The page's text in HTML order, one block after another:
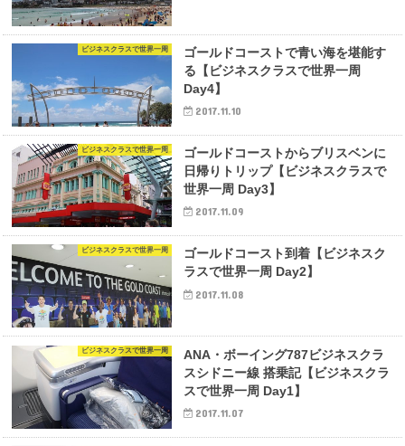
ビジネスクラスで世界一周
ゴールドコーストで青い海を堪能す
る【ビジネスクラスで世界一周
Day4】
2017.11.10
ビジネスクラスで世界一周
ゴールドコーストからブリスベンに
日帰りトリップ【ビジネスクラスで
世界一周 Day3】
2017.11.09
ビジネスクラスで世界一周
ゴールドコースト到着【ビジネスク
ラスで世界一周 Day2】
2017.11.08
ビジネスクラスで世界一周
ANA・ボーイング787ビジネスクラ
スシドニー線 搭乗記【ビジネスクラ
スで世界一周 Day1】
2017.11.07